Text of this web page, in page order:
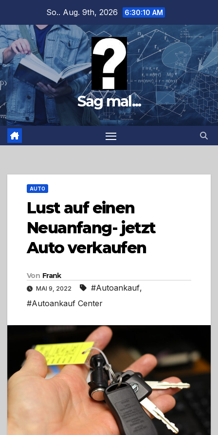
springen
So.. Aug. 9th, 2026 6:30:11 AM
Sag mal...
AUTO
Lust auf einen
Neuanfang- jetzt
Auto verkaufen
Von Frank
MAI 9, 2022 #Autoankauf,
#Autoankauf Center